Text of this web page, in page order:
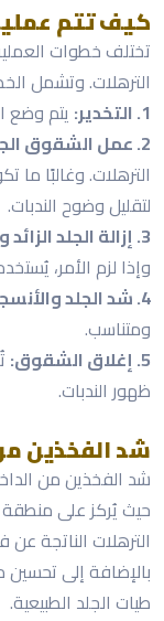
كيف تتم
تختلف خطوات
الترهلات. وتشمل
1. التخدير:
يتم وضع
2. عمل الشقوق الجراحية:
الترهلات. وغالبًا
لتقليل وضوح الندبات.
3. إزالة الجلد الزائد والدهون:
وإذا لزم الأمر،
4. شد الجلد والأنسجة:
ومتناسب.
5. إغلاق الشقوق:
ظهور الندبات.
شد الفخذين
شد الفخذين من
حيث يُركز على منطقة
الترهلات الناتجة
بالإضافة إلى
طيات الجلد الطبيعية.